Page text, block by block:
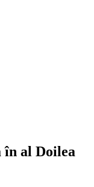
în al Doilea